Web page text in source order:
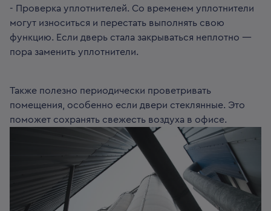
- Проверка уплотнителей. Со временем уплотнители
могут износиться и перестать выполнять свою
функцию. Если дверь стала закрываться неплотно —
пора заменить уплотнители.
Также полезно периодически проветривать
помещения, особенно если двери стеклянные. Это
поможет сохранять свежесть воздуха в офисе.